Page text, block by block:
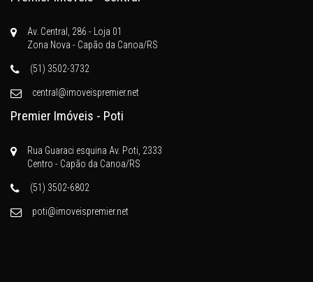
Av. Central, 286 - Loja 01
Zona Nova - Capão da Canoa/RS
(51) 3502-3732
central@imoveispremier.net
Premier Imóveis - Poti
Rua Guaraci esquina Av. Poti, 2333
Centro - Capão da Canoa/RS
(51) 3502-6802
poti@imoveispremier.net